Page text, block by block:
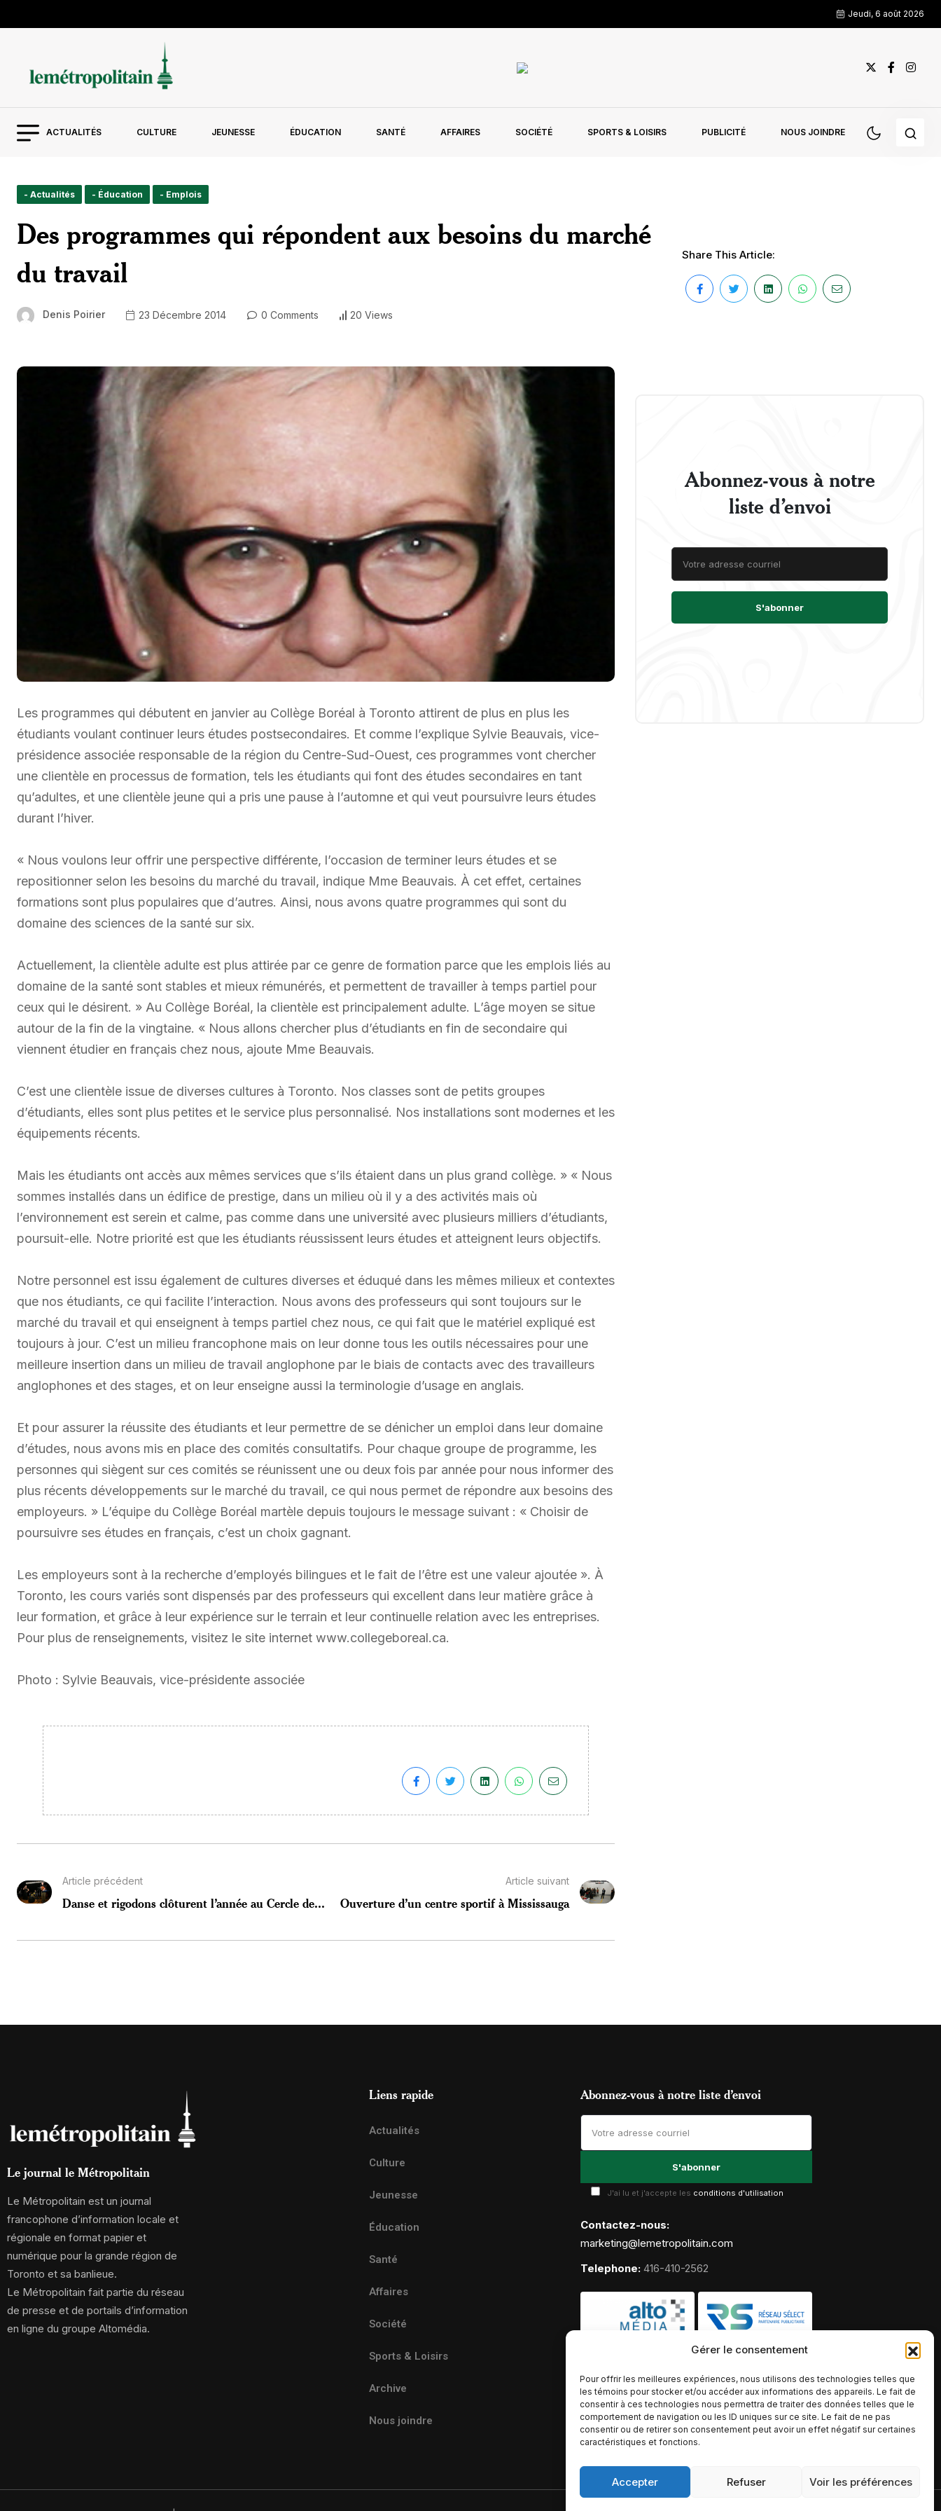
Gérer le consentement
Pour offrir les meilleures expériences, nous utilisons des technologies telles que
les témoins pour stocker et/ou accéder aux informations des appareils. Le fait de
consentir à ces technologies nous permettra de traiter des données telles que le
comportement de navigation ou les ID uniques sur ce site. Le fait de ne pas
consentir ou de retirer son consentement peut avoir un effet négatif sur certaines
caractéristiques et fonctions.
Accepter Refuser Voir les préférences
Jeudi, 6 août 2026
ACTUALITÉS CULTURE JEUNESSE ÉDUCATION SANTÉ AFFAIRES SOCIÉTÉ SPORTS & LOISIRS PUBLICITÉ NOUS JOINDRE
- Actualités - Éducation - Emplois
Des programmes qui répondent aux besoins du marché
du travail
Denis Poirier 23 Décembre 2014 0 Comments 20 Views
Share This Article:
Les programmes qui débutent en janvier au Collège Boréal à Toronto attirent de plus en plus les
étudiants voulant continuer leurs études postsecondaires. Et comme l’explique Sylvie Beauvais, vice-
présidence associée responsable de la région du Centre-Sud-Ouest, ces programmes vont chercher
une clientèle en processus de formation, tels les étudiants qui font des études secondaires en tant
qu’adultes, et une clientèle jeune qui a pris une pause à l’automne et qui veut poursuivre leurs études
durant l’hiver.
« Nous voulons leur offrir une perspective différente, l’occasion de terminer leurs études et se
repositionner selon les besoins du marché du travail, indique Mme Beauvais. À cet effet, certaines
formations sont plus populaires que d’autres. Ainsi, nous avons quatre programmes qui sont du
domaine des sciences de la santé sur six.
Actuellement, la clientèle adulte est plus attirée par ce genre de formation parce que les emplois liés au
domaine de la santé sont stables et mieux rémunérés, et permettent de travailler à temps partiel pour
ceux qui le désirent. » Au Collège Boréal, la clientèle est principalement adulte. L’âge moyen se situe
autour de la fin de la vingtaine. « Nous allons chercher plus d’étudiants en fin de secondaire qui
viennent étudier en français chez nous, ajoute Mme Beauvais.
C’est une clientèle issue de diverses cultures à Toronto. Nos classes sont de petits groupes
d’étudiants, elles sont plus petites et le service plus personnalisé. Nos installations sont modernes et les
équipements récents.
Mais les étudiants ont accès aux mêmes services que s’ils étaient dans un plus grand collège. » « Nous
sommes installés dans un édifice de prestige, dans un milieu où il y a des activités mais où
l’environnement est serein et calme, pas comme dans une université avec plusieurs milliers d’étudiants,
poursuit-elle. Notre priorité est que les étudiants réussissent leurs études et atteignent leurs objectifs.
Notre personnel est issu également de cultures diverses et éduqué dans les mêmes milieux et contextes
que nos étudiants, ce qui facilite l’interaction. Nous avons des professeurs qui sont toujours sur le
marché du travail et qui enseignent à temps partiel chez nous, ce qui fait que le matériel expliqué est
toujours à jour. C’est un milieu francophone mais on leur donne tous les outils nécessaires pour une
meilleure insertion dans un milieu de travail anglophone par le biais de contacts avec des travailleurs
anglophones et des stages, et on leur enseigne aussi la terminologie d’usage en anglais.
Et pour assurer la réussite des étudiants et leur permettre de se dénicher un emploi dans leur domaine
d’études, nous avons mis en place des comités consultatifs. Pour chaque groupe de programme, les
personnes qui siègent sur ces comités se réunissent une ou deux fois par année pour nous informer des
plus récents développements sur le marché du travail, ce qui nous permet de répondre aux besoins des
employeurs. » L’équipe du Collège Boréal martèle depuis toujours le message suivant : « Choisir de
poursuivre ses études en français, c’est un choix gagnant.
Les employeurs sont à la recherche d’employés bilingues et le fait de l’être est une valeur ajoutée ». À
Toronto, les cours variés sont dispensés par des professeurs qui excellent dans leur matière grâce à
leur formation, et grâce à leur expérience sur le terrain et leur continuelle relation avec les entreprises.
Pour plus de renseignements, visitez le site internet www.collegeboreal.ca.
Photo : Sylvie Beauvais, vice-présidente associée
Article précédent
Danse et rigodons clôturent l’année au Cercle de...
Article suivant
Ouverture d’un centre sportif à Mississauga
Abonnez-vous à notre
liste d’envoi
Le journal le Métropolitain
Le Métropolitain est un journal
francophone d’information locale et
régionale en format papier et
numérique pour la grande région de
Toronto et sa banlieue.
Le Métropolitain fait partie du réseau
de presse et de portails d’information
en ligne du groupe Altomédia.
Liens rapide
Actualités
Culture
Jeunesse
Éducation
Santé
Affaires
Société
Sports & Loisirs
Archive
Nous joindre
Abonnez-vous à notre liste d’envoi
J'ai lu et j'accepte les conditions d'utilisation
Contactez-nous:
marketing@lemetropolitain.com
Telephone: 416-410-2562